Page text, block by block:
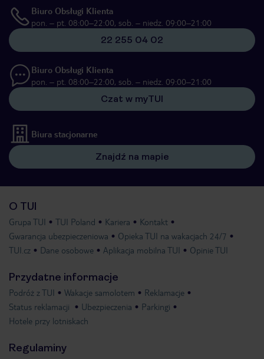
Biuro Obsługi Klienta
pon. – pt. 08:00–22:00, sob. – niedz. 09:00–21:00
22 255 04 02
Biuro Obsługi Klienta
pon. – pt. 08:00–22:00, sob. – niedz. 09:00–21:00
Czat w myTUI
Biura stacjonarne
Znajdź na mapie
O TUI
Grupa TUI TUI Poland Kariera
Kontakt
Gwarancja ubezpieczeniowa
Opieka TUI na wakacjach 24/7
TUI.cz
Dane osobowe Aplikacja mobilna TUI Opinie TUI
Przydatne informacje
Podróż z TUI Wakacje samolotem
Reklamacje
Status reklamacji
Ubezpieczenia
Parkingi
Hotele przy lotniskach
Regulaminy